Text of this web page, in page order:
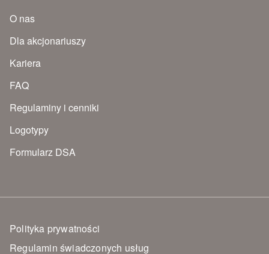
O nas
Dla akcjonariuszy
Kariera
FAQ
Regulaminy i cenniki
Logotypy
Formularz DSA
Polityka prywatności
Regulamin świadczonych usług